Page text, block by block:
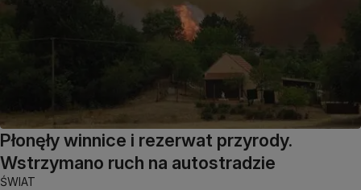
Płonęły winnice i rezerwat przyrody.
Wstrzymano ruch na autostradzie
ŚWIAT